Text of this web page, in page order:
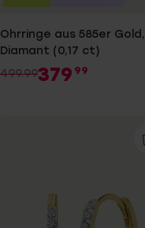
Ohrringe aus 585er Gold,
Diamant (0,17 ct)
499.99379 99